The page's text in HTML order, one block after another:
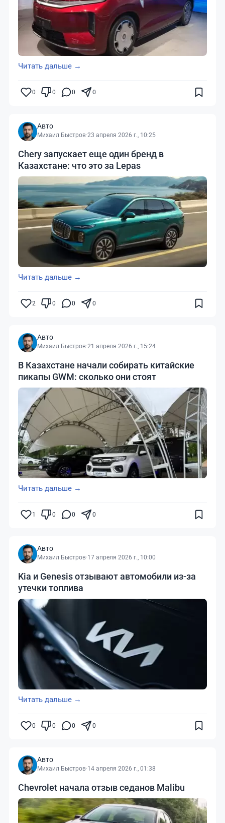
Читать дальше →
0 0 0 0
Авто
Михаил Быстров·23 апреля 2026 г., 10:25
Chery запускает еще один бренд в
Казахстане: что это за Lepas
Читать дальше →
2 0 0 0
Авто
Михаил Быстров·21 апреля 2026 г., 15:24
В Казахстане начали собирать китайские
пикапы GWM: сколько они стоят
Читать дальше →
1 0 0 0
Авто
Михаил Быстров·17 апреля 2026 г., 10:00
Kia и Genesis отзывают автомобили из-за
утечки топлива
Читать дальше →
0 0 0 0
Авто
Михаил Быстров·14 апреля 2026 г., 01:38
Chevrolet начала отзыв седанов Malibu